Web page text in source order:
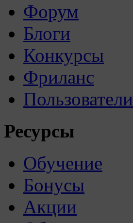
Форум
Блоги
Конкурсы
Фриланс
Пользователи
Ресурсы
Обучение
Бонусы
Акции